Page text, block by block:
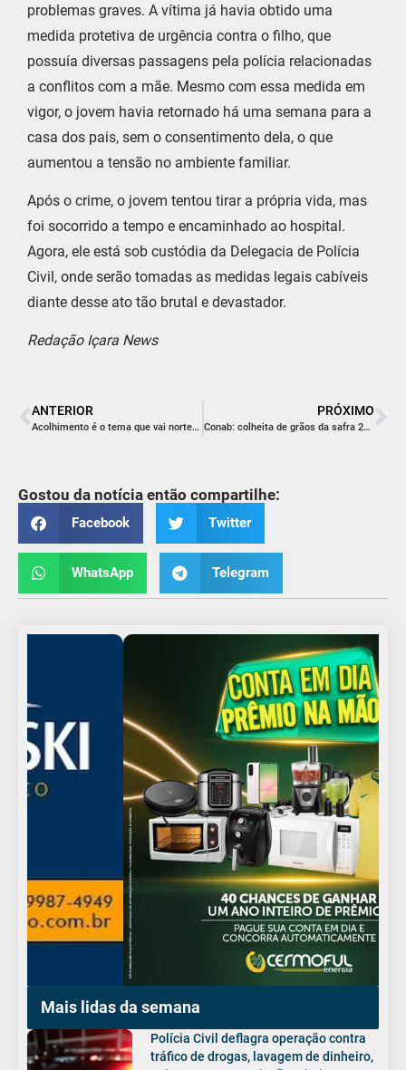
problemas graves. A vítima já havia obtido uma
medida protetiva de urgência contra o filho, que
possuía diversas passagens pela polícia relacionadas
a conflitos com a mãe. Mesmo com essa medida em
vigor, o jovem havia retornado há uma semana para a
casa dos pais, sem o consentimento dela, o que
aumentou a tensão no ambiente familiar.
Após o crime, o jovem tentou tirar a própria vida, mas
foi socorrido a tempo e encaminhado ao hospital.
Agora, ele está sob custódia da Delegacia de Polícia
Civil, onde serão tomadas as medidas legais cabíveis
diante desse ato tão brutal e devastador.
Redação Içara News
ANTERIOR
Acolhimento é o tema que vai nortear projetos do Colégio Satc para 2024
PRÓXIMO
Conab: colheita de grãos da safra 23/24 será menor do que o estimado
Gostou da notícia então compartilhe:
Facebook Twitter
WhatsApp Telegram
Mais lidas da semana
Polícia Civil deflagra operação contra
tráfico de drogas, lavagem de dinheiro,